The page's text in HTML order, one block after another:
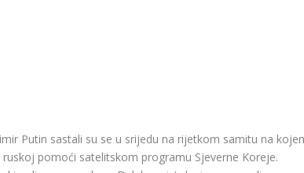
Putin sastali su se u srijedu na rijetkom samitu na
pomoći satelitskom programu Sjeverne Koreje.